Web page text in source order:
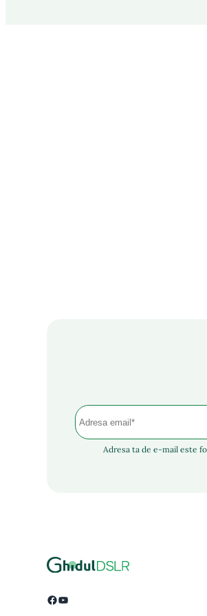
Adresa ta de e-mail este
Facebook YouTube